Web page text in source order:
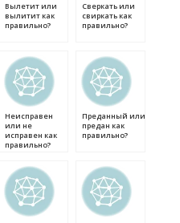
Вылетит или
вылитит как
правильно?
Сверкать или
свиркать как
правильно?
Неисправен
или не
исправен как
правильно?
Преданный или
предан как
правильно?